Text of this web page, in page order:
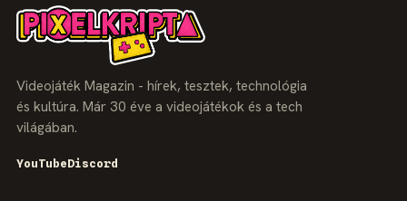
Videojáték Magazin - hírek, tesztek, technológia
és kultúra. Már 30 éve a videojátékok és a tech
világában.
YouTubeDiscord